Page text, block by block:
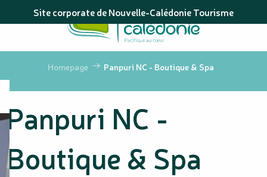
au
principal
Site corporate de Nouvelle-Calédonie Tourisme
Homepage Panpuri NC - Boutique & Spa
Panpuri NC -
Boutique & Spa